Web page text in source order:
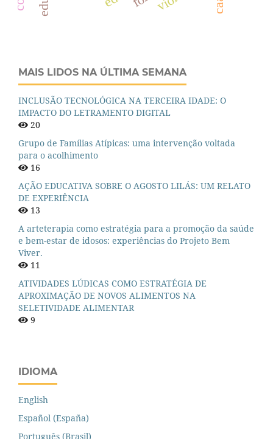
MAIS LIDOS NA ÚLTIMA SEMANA
INCLUSÃO TECNOLÓGICA NA TERCEIRA IDADE: O
IMPACTO DO LETRAMENTO DIGITAL
20
Grupo de Famílias Atípicas: uma intervenção voltada
para o acolhimento
16
AÇÃO EDUCATIVA SOBRE O AGOSTO LILÁS: UM RELATO
DE EXPERIÊNCIA
13
A arteterapia como estratégia para a promoção da saúde
e bem-estar de idosos: experiências do Projeto Bem
Viver.
11
ATIVIDADES LÚDICAS COMO ESTRATÉGIA DE
APROXIMAÇÃO DE NOVOS ALIMENTOS NA
SELETIVIDADE ALIMENTAR
9
IDIOMA
English
Español (España)
Português (Brasil)